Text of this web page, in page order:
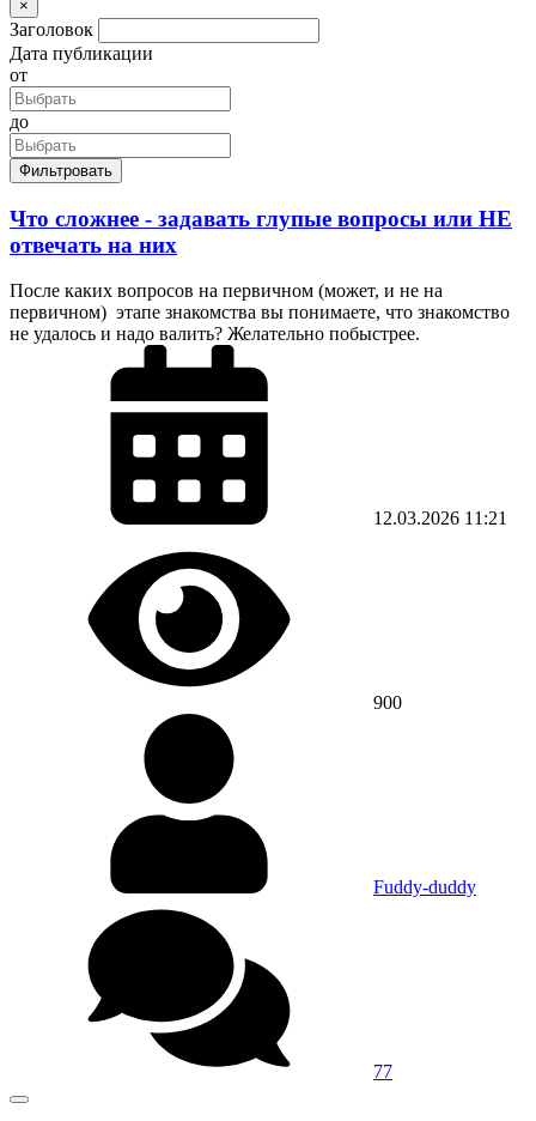
×
Заголовок
Дата публикации
от
до
Фильтровать
Что сложнее - задавать глупые вопросы или НЕ
отвечать на них
После каких вопросов на первичном (может, и не на
первичном) этапе знакомства вы понимаете, что знакомство
не удалось и надо валить? Желательно побыстрее.
12.03.2026 11:21
900
Fuddy-duddy
77